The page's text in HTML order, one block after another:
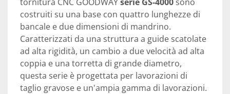
costruiti su una base con quattro lunghezze di
bancale e due dimensioni di mandrino.
Caratterizzati da una struttura a guide scatolate
ad alta rigidità, un cambio a due velocità ad alta
coppia e una torretta di grande diametro,
questa serie è progettata per lavorazioni di
taglio gravose e un'ampia gamma di lavorazioni.